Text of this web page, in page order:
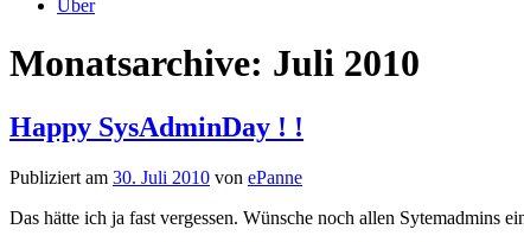
Über
Monatsarchive: Juli 2010
Happy SysAdminDay ! !
Publiziert am 30. Juli 2010 von ePanne
Das hätte ich ja fast vergessen. Wünsche noch allen